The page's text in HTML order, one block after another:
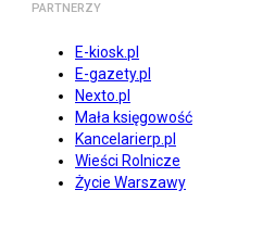
PARTNERZY
E-kiosk.pl
E-gazety.pl
Nexto.pl
Mała księgowość
Kancelarierp.pl
Wieści Rolnicze
Życie Warszawy